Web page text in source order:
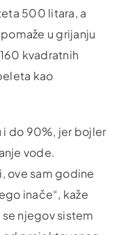
500 litara, a
u grijanju
kvadratnih
kao
i do 90%, jer bojler
vode.
ove sam godine
inače“, kaže
njegov sistem